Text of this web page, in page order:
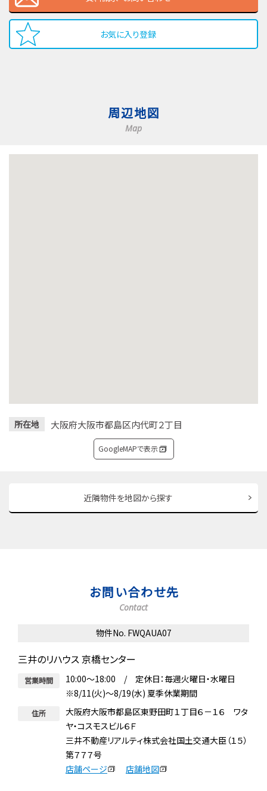
お気に入り登録
周辺地図
Map
所在地 大阪府大阪市都島区内代町２丁目
GoogleMAPで表示
近隣物件を地図から探す
お問い合わせ先
Contact
物件No. FWQAUA07
三井のリハウス 京橋センター
営業時間
10:00～18:00 / 定休日：毎週火曜日・水曜日
※8/11(火)～8/19(水) 夏季休業期間
住所
大阪府大阪市都島区東野田町１丁目６－１６ ワタ
ヤ・コスモスビル６Ｆ
三井不動産リアルティ株式会社国土交通大臣（１５）
第７７７号
店舗ページ
店舗地図